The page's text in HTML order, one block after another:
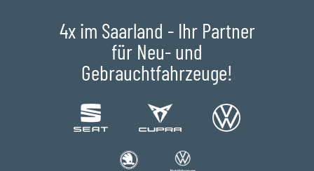
4x im Saarland - Ihr Partner
für Neu- und
Gebrauchtfahrzeuge!